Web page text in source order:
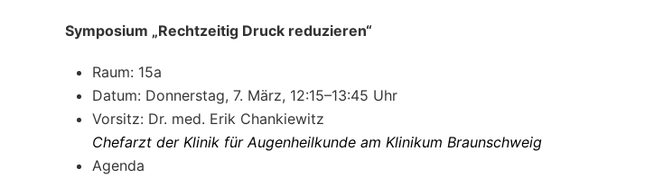
Symposium „Rechtzeitig Druck reduzieren“
Raum: 15a
Datum: Donnerstag, 7. März, 12:15–13:45 Uhr
Vorsitz: Dr. med. Erik Chankiewitz
Chefarzt der Klinik für Augenheilkunde am Klinikum Braunschweig
Agenda